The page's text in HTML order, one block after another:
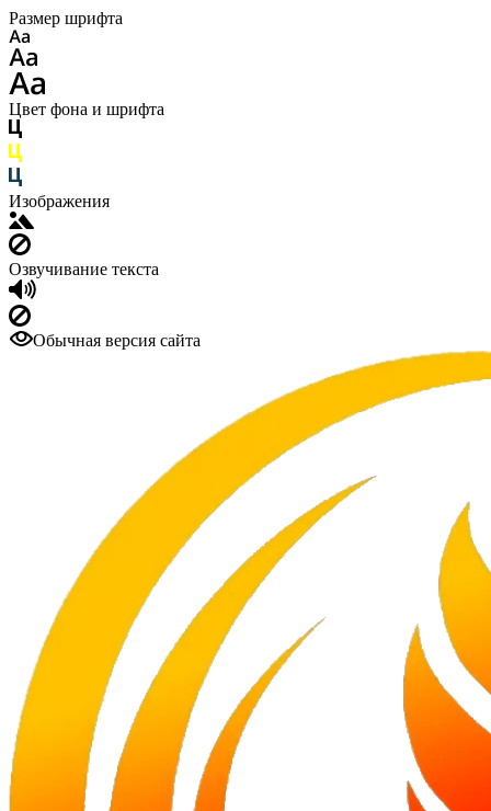
Размер шрифта
Цвет фона и шрифта
Изображения
Озвучивание текста
Обычная версия сайта